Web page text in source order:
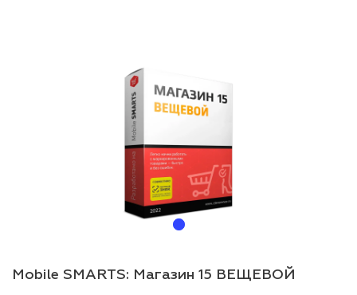
Mobile SMARTS: Магазин 15 ВЕЩЕВОЙ